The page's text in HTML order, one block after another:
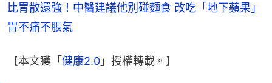
比胃散還強！中醫建議他別碰麵食 改吃「地下蘋果」
胃不痛不脹氣
【本文獲「健康2.0 」授權轉載。】